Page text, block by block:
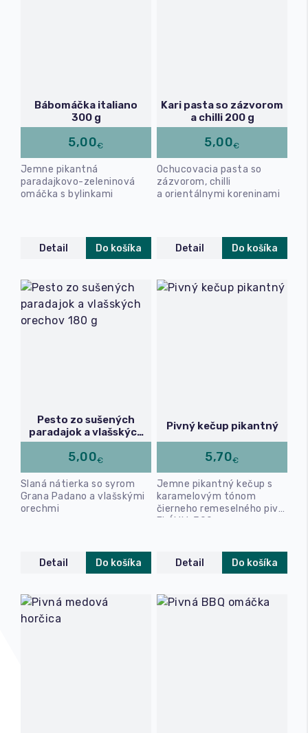
Bábomáčka italiano
300 g
5,00€
Jemne pikantná
paradajkovo-zeleninová
omáčka s bylinkami
Detail Do košíka
Kari pasta so zázvorom
a chilli 200 g
5,00€
Ochucovacia pasta so
zázvorom, chilli
a orientálnymi koreninami
Detail Do košíka
Pesto zo sušených
paradajok a vlašských
orechov 180 g
5,00€
Slaná nátierka so syrom
Grana Padano a vlašskými
orechmi
Detail Do košíka
Pivný kečup pikantný
5,70€
Jemne pikantný kečup s
karamelovým tónom
čierneho remeselného piva
FLÁMM. 300 g
Detail Do košíka